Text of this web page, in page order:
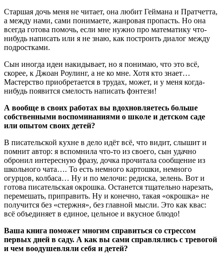
Старшая дочь меня не читает, она любит Геймана и Пратчетта,
а между нами, сами понимаете, жанровая пропасть. Но она
всегда готова помочь, если мне нужно про математику что-
нибудь написать или я не знаю, как построить диалог между
подростками.
Сын иногда идеи накидывает, но я понимаю, что это всё,
скорее, к Джоан Роулинг, а не ко мне. Хотя кто знает…
Мастерство приобретается в трудах, может, и у меня когда-
нибудь появится смелость написать фэнтези!
А вообще в своих работах вы вдохновляетесь больше
собственными воспоминаниями о школе и детском саде
или опытом своих детей?
В писательской кухне в дело идёт всё, что видит, слышит и
помнит автор: я вспомнила что-то из своего, сын удачно
обронил интересную фразу, дочка прочитала сообщение из
школьного чата…. То есть немного картошки, немного
огурцов, колбаса… Ну и по мелочи: редиска, зелень. Вот и
готова писательская окрошка. Останется тщательно нарезать,
перемешать, приправить. Ну и конечно, такая «окрошка» не
получится без «стержня», без главной мысли. Это как квас:
всё объединяет в единое, цельное и вкусное блюдо!
Ваша книга поможет многим справиться со стрессом
первых дней в саду. А как вы сами справлялись с тревогой
и чем воодушевляли себя и детей?